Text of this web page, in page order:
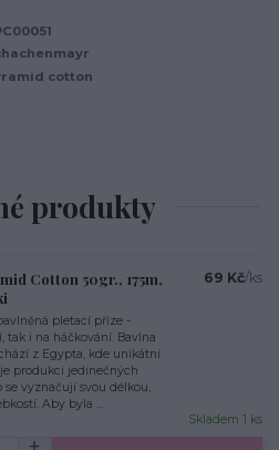
cotton
produkty
Cotton 50gr., 175m,
pletací příze -
tak i na háčkování. Bavlna
z Egypta, kde unikátní
produkci jedinečných
vyznačují svou délkou,
Aby byla ...
69 Kč/ks
Skladem 1 ks